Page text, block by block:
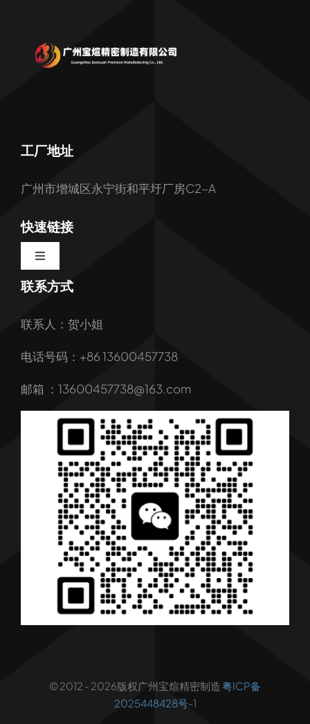
工厂地址
广州市增城区永宁街和平圩厂房C2-A
快速链接
Toggle
Navigation
首页
我们的服务
行业解决方案
行业新闻
联系我们
联系方式
联系人：贺小姐
电话号码：+86 13600457738
邮箱 ：13600457738@163.com
© 2012 - 2026版权广州宝煊精密制造粤ICP备
2025448428号-1